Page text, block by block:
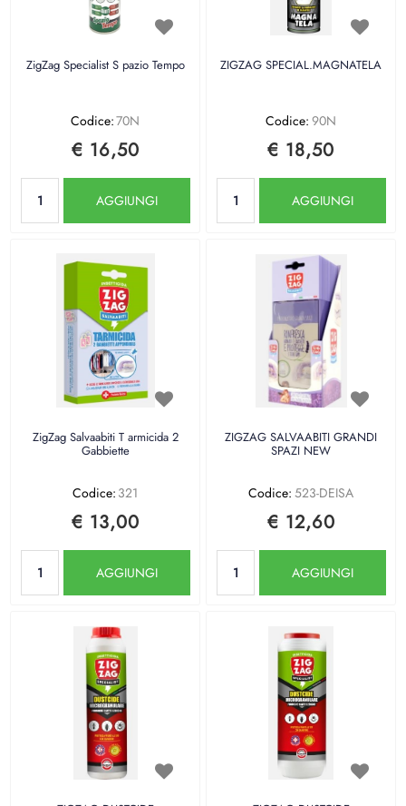
ZigZag Specialist S pazio Tempo
Codice:70N
€ 16,50
AGGIUNGI
ZIGZAG SPECIAL.MAGNATELA
Codice: 90N
€ 18,50
AGGIUNGI
ZigZag Salvaabiti T armicida 2
Gabbiette
Codice: 321
€ 13,00
AGGIUNGI
ZIGZAG SALVAABITI GRANDI
SPAZI NEW
Codice: 523-DEISA
€ 12,60
AGGIUNGI